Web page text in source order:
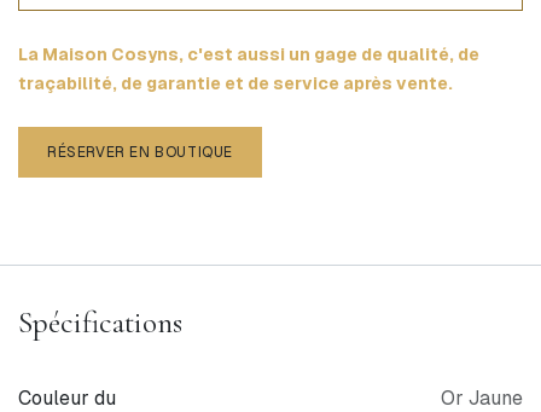
La Maison Cosyns, c'est aussi un gage de qualité, de
traçabilité, de garantie et de service après vente.
RÉSERVER EN BOUTIQUE
Spécifications
Couleur du
Or Jaune